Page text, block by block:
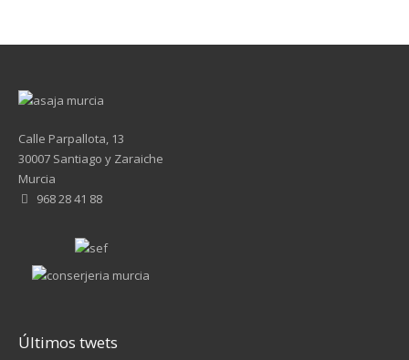
Calle Parpallota, 13
30007 Santiago y Zaraiche
Murcia
968 28 41 88
Últimos twets